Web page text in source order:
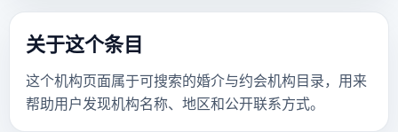
关于这个条目
这个机构页面属于可搜索的婚介与约会机构目录，用来
帮助用户发现机构名称、地区和公开联系方式。